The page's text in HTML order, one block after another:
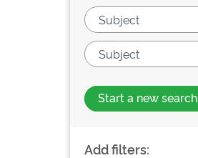
Start a new search
Add filters: